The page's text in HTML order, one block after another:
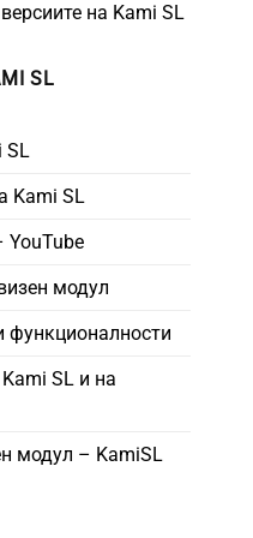
на Kami SL
SL
SL
Kami SL
YouTube
модул
функционалности
SL и на
модул – KamiSL